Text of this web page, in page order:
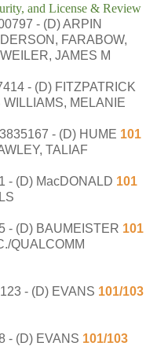
and License & Review
- (D) ARPIN
FARABOW,
JAMES M
- (D) FITZPATRICK
MELANIE
- (D) HUME 101
TALIAF
- (D) MacDONALD 101
- (D) BAUMEISTER 101
QUALCOMM
- (D) EVANS 101/103
- (D) EVANS 101/103